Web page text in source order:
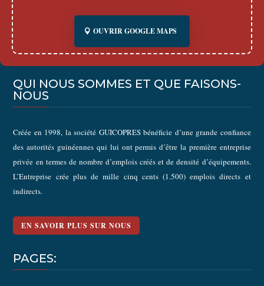
OUVRIR GOOGLE MAPS
QUI NOUS SOMMES ET QUE FAISONS-
NOUS
Créée en 1998, la société GUICOPRES bénéficie d’une grande confiance
des autorités guinéennes qui lui ont permis d’être la première entreprise
privée en termes de nombre d’emplois créés et de densité d’équipements.
L’Entreprise crée plus de mille cinq cents (1.500) emplois directs et
indirects.
EN SAVOIR PLUS SUR NOUS
PAGES: